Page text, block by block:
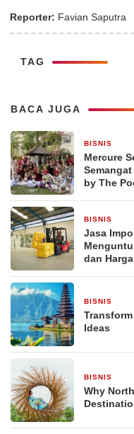
Reporter: Favian Saputra
TAG
BACA JUGA
BISNIS
Mercure
by The
BISNIS
Jasa
dan
BISNIS
Ideas
BISNIS
Why